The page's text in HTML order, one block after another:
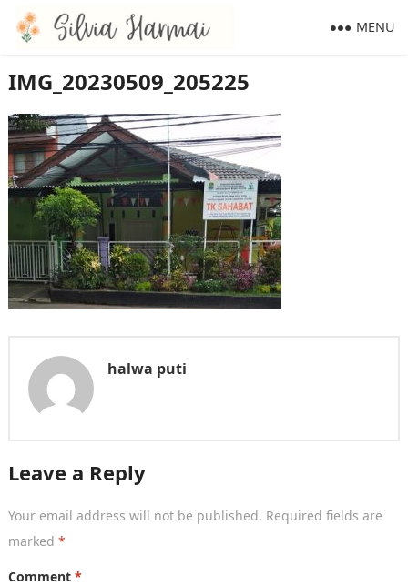
MENU
IMG_20230509_205225
halwa puti
Leave a Reply
Your email address will not be published. Required fields are
marked *
Comment *